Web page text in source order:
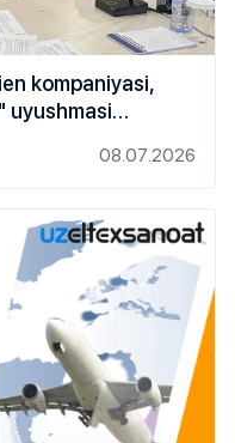
kompaniyasi,
uyushmasi
08.07.2026